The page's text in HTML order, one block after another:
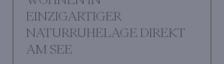
EINZIGARTIGER
NATURRUHELAGE DIREKT
AM SEE